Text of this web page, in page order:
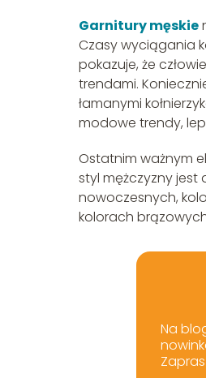
Garnitury męskie
Czasy wyciągania
pokazuje, że
trendami.
łamanymi
modowe trendy,
Ostatnim ważnym
styl mężczyzny
nowoczesnych,
kolorach
Na